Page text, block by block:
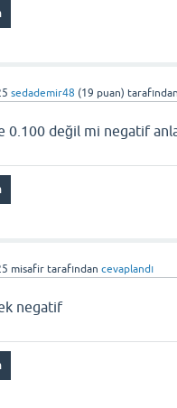
sedademir48 (19 puan) tarafından
0.100 değil mi negatif
misafir tarafından cevaplandı
negatif